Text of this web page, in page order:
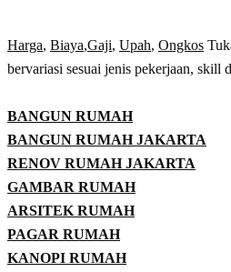
Harga, Biaya,Gaji, Upah, Ongkos
bervariasi sesuai jenis pekerjaan, skill
BANGUN RUMAH
BANGUN RUMAH JAKARTA
RENOV RUMAH JAKARTA
GAMBAR RUMAH
ARSITEK RUMAH
PAGAR RUMAH
KANOPI RUMAH